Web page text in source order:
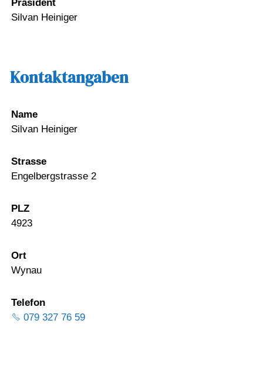
Präsident
Silvan Heiniger
Kontaktangaben
Name
Silvan Heiniger
Strasse
Engelbergstrasse 2
PLZ
4923
Ort
Wynau
Telefon
079 327 76 59